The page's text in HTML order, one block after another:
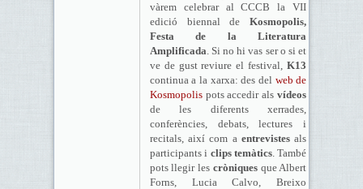
vàrem celebrar al CCCB la VII
edició biennal deKosmopolis,
Festa de la Literatura
Amplificada. Si no hi vas ser o si et
ve de gust reviure el festival,K13
continua a la xarxa: des del web de
Kosmopolispots accedir alsvídeos
de les diferents xerrades,
conferències, debats, lectures i
recitals, així com a entrevistesals
participants i clips temàtics. També
pots llegir les cròniques que Albert
Forns, Lucia Calvo, Breixo